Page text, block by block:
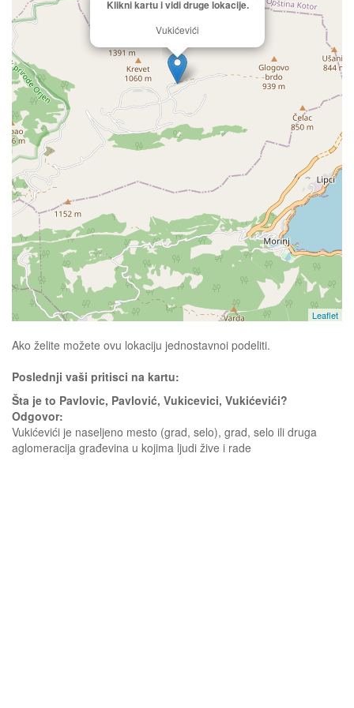
Klikni kartu i vidi druge lokacije.
Vukićevići
Leaflet
Ako želite možete ovu lokaciju jednostavnoi podeliti.
Poslednji vaši pritisci na kartu:
Šta je to Pavlovic, Pavlović, Vukicevici, Vukićevići?
Odgovor:
Vukićevići je naseljeno mesto (grad, selo), grad, selo ili druga
aglomeracija građevina u kojima ljudi žive i rade